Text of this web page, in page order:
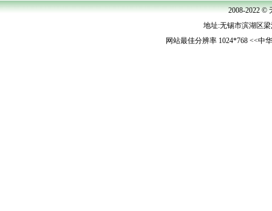
2008-2022 ©
地址:无锡市滨湖区梁
网站最佳分辨率 1024*768 <<中